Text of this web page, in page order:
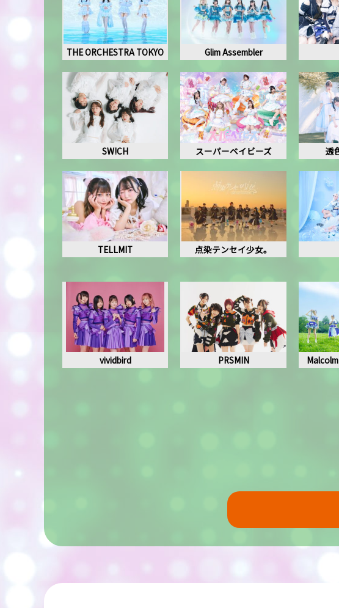
THE ORCHESTRA TOKYO Glim Assembler
SW!CH スーパーベイビーズ 透
TELLMIT 点染テンセイ少女。
vividbird PRSMIN